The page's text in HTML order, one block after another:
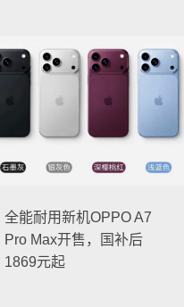
全能耐用新机OPPO A7
Pro Max开售，国补后
1869元起